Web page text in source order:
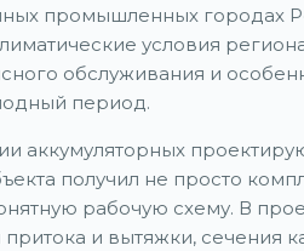
промышленных городах
условия
обслуживания и
период.
аккумуляторных
получил не просто
рабочую схему. В
притока и вытяжки, сечения